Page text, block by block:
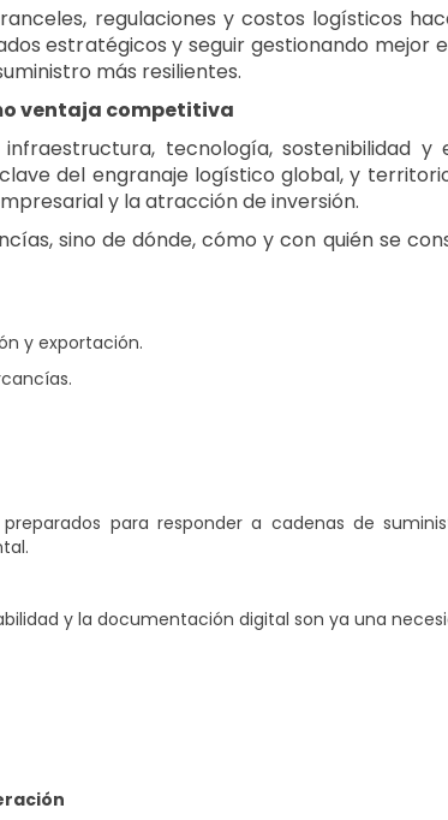
regulaciones y costos logísticos
estratégicos y seguir gestionando mejor
más resilientes.
ventaja competitiva
tecnología, sostenibilidad y
del engranaje logístico global, y
y la atracción de inversión.
sino de dónde, cómo y con quién se
y exportación.
para responder a cadenas de
y la documentación digital son ya una